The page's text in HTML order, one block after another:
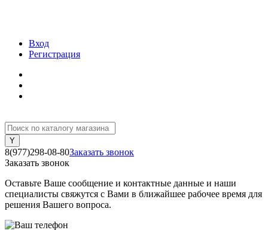
Вход
Регистрация
8(977)298-08-80Заказать звонок
Заказать звонок
Оставьте Ваше сообщение и контактные данные и наши
специалисты свяжутся с Вами в ближайшее рабочее время для
решения Вашего вопроса.